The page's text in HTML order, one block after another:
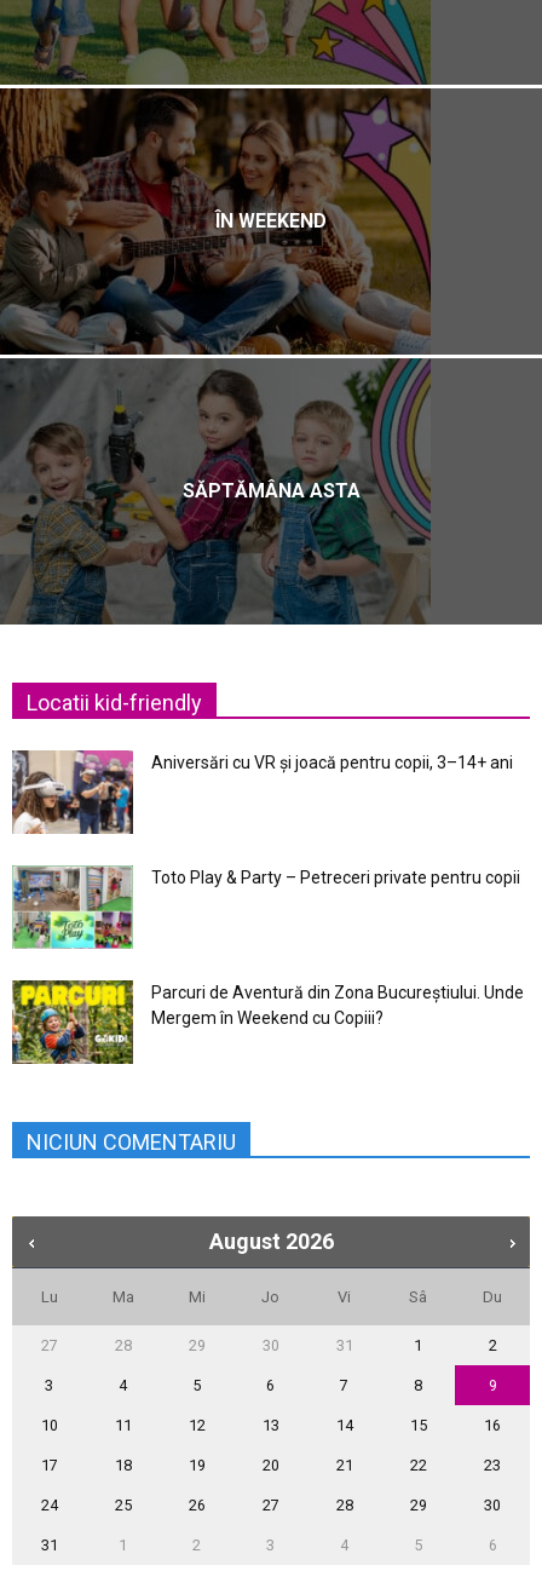
ÎN WEEKEND
SĂPTĂMÂNA ASTA
Locatii kid-friendly
Aniversări cu VR și joacă pentru copii, 3–14+ ani
Toto Play & Party – Petreceri private pentru copii
Parcuri de Aventură din Zona Bucureştiului. Unde
Mergem în Weekend cu Copiii?
NICIUN COMENTARIU
August 2026
Lu Ma Mi Jo Vi Sâ Du
27 28 29 30 31 1 2
3 4 5 6 7 8 9
10 11 12 13 14 15 16
17 18 19 20 21 22 23
24 25 26 27 28 29 30
31 1 2 3 4 5 6